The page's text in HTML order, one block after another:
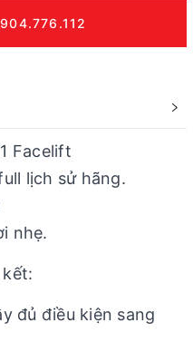
Facelift
lịch sử hãng.
nhẹ.
kết:
đủ điều kiện sang